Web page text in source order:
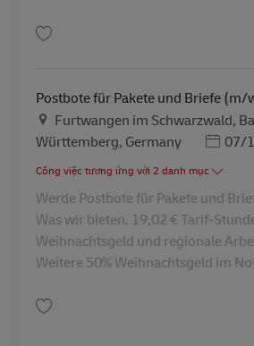
Postbote für Pakete und Briefe (m/
Địa điểm
Furtwangen im Schwarzwald,
Württemberg, Germany
Posted
07/
Công việc tương ứng với 2 danh mục
Werde Postbote für Pakete und
Was wir bieten. 19,02 € Tarif-
Weihnachtsgeld und regionale
Weitere 50% Weihnachtsgeld im